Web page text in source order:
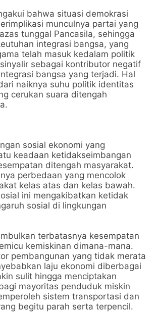
bahwa situasi demokrasi
munculnya partai yang
tunggal Pancasila, sehingga
integrasi bangsa, yang
telah masuk kedalam politik
sebagai kontributor negatif
bangsa yang terjadi. Hal
naiknya suhu politik identitas
cerukan suara ditengah
sosial ekonomi yang
keadaan ketidakseimbangan
ditengah masyarakat.
perbedaan yang mencolok
kelas atas dan kelas bawah.
ini mengakibatkan ketidak
sosial di lingkungan
terbatasnya kesempatan
kemiskinan dimana-mana.
pembangunan yang tidak merata
laju ekonomi diberbagai
sulit hingga menciptakan
mayoritas penduduk miskin
sistem transportasi dan
begitu parah serta terpencil.